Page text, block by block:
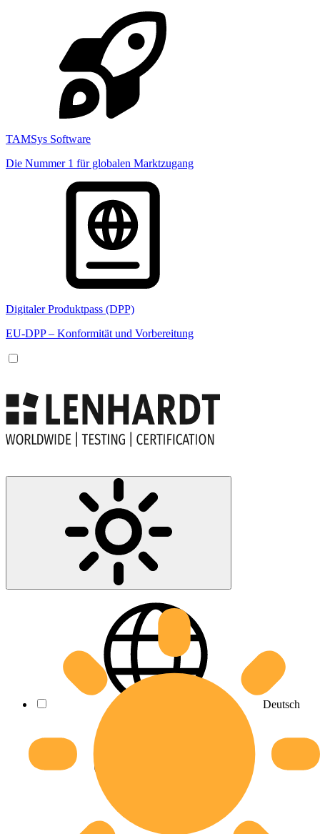
TAMSys Software
Die Nummer 1 für globalen Marktzugang
Digitaler Produktpass (DPP)
EU-DPP – Konformität und Vorbereitung
Deutsch